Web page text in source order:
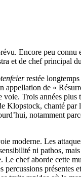
Encore peu
et de chef principal
restée
de «
Trois années
Klopstock, chanté
notamment
moderne. Les
ni pathos,
chef aborde cette